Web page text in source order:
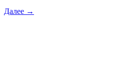
Далее →